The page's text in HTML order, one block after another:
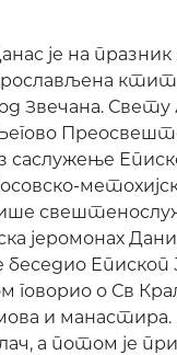
је на
Звечана. Свету
саслужење
јеромонах
беседио
говорио о Св
и
а потом је